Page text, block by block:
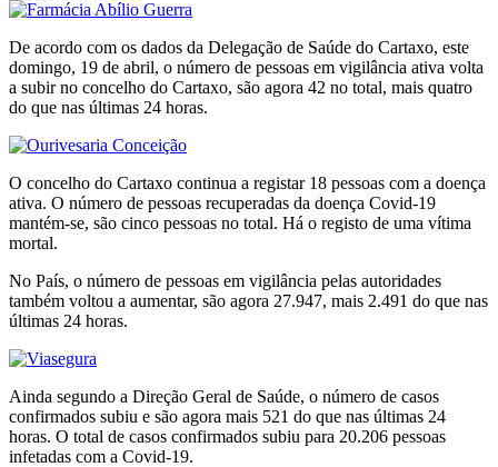
De acordo com os dados da Delegação de Saúde do Cartaxo, este
domingo, 19 de abril, o número de pessoas em vigilância ativa volta
a subir no concelho do Cartaxo, são agora 42 no total, mais quatro
do que nas últimas 24 horas.
O concelho do Cartaxo continua a registar 18 pessoas com a doença
ativa. O número de pessoas recuperadas da doença Covid-19
mantém-se, são cinco pessoas no total. Há o registo de uma vítima
mortal.
No País, o número de pessoas em vigilância pelas autoridades
também voltou a aumentar, são agora 27.947, mais 2.491 do que nas
últimas 24 horas.
Ainda segundo a Direção Geral de Saúde, o número de casos
confirmados subiu e são agora mais 521 do que nas últimas 24
horas. O total de casos confirmados subiu para 20.206 pessoas
infetadas com a Covid-19.